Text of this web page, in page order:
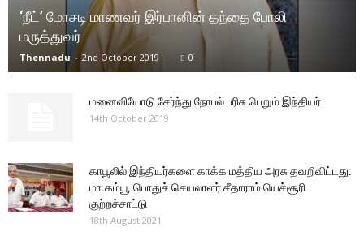
‘நீட்’ மோசடி மாணவர் இர்பானின் தந்தை போலி
மருத்துவர்
Thennadu - 2nd October 2019 0
மனைவியோடு சேர்ந்து நோபல் பரிசு பெறும் இந்தியர்
14th October 2019
காபூலில் இந்தியர்களை காக்க மத்திய அரசு தவறிவிட்டது:
மா.கம்யூ.பொதுச் செயலாளர் சீதாராம் யெச்சூரி
குற்றச்சாட்டு
18th August 2021